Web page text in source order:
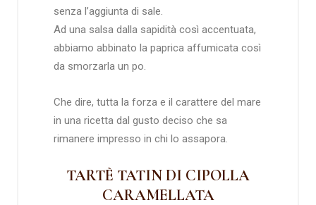
senza l’aggiunta di sale.
Ad una salsa dalla sapidità così accentuata,
abbiamo abbinato la paprica affumicata così
da smorzarla un po.
Che dire, tutta la forza e il carattere del mare
in una ricetta dal gusto deciso che sa
rimanere impresso in chi lo assapora.
TARTÈ TATIN DI CIPOLLA
CARAMELLATA